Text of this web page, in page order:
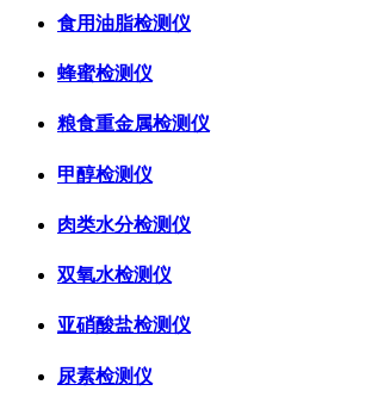
食用油脂检测仪
蜂蜜检测仪
粮食重金属检测仪
甲醇检测仪
肉类水分检测仪
双氧水检测仪
亚硝酸盐检测仪
尿素检测仪